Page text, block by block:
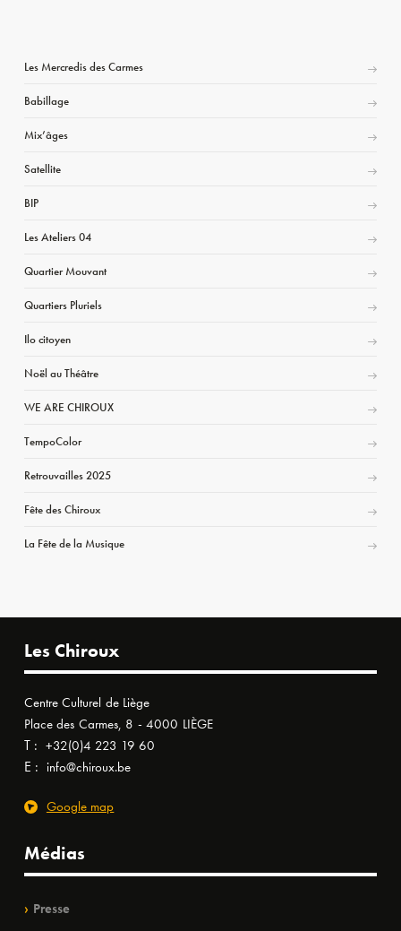
Les Mercredis des Carmes
Babillage
Mix’âges
Satellite
BIP
Les Ateliers 04
Quartier Mouvant
Quartiers Pluriels
Ilo citoyen
Noël au Théâtre
WE ARE CHIROUX
TempoColor
Retrouvailles 2025
Fête des Chiroux
La Fête de la Musique
Les Chiroux
Centre Culturel de Liège
Place des Carmes, 8 - 4000 LIÈGE
T : +32(0)4 223 19 60
E : info@chiroux.be
Google map
Médias
Presse